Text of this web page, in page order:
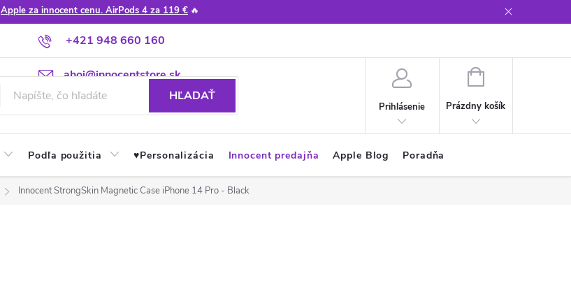
Apple za innocent cenu. AirPods 4 za 119 € 🔥
+421 948 660 160
ahoj@innocentstore.sk
Poradňa Apple návody a tipy
HĽADAŤ
Prihlásenie
NÁKUPNÝ
Prázdny košík
Podľa použitia ♥︎Personalizácia Innocent predajňa Apple Blog Poradňa
Innocent StrongSkin Magnetic Case iPhone 14 Pro - Black